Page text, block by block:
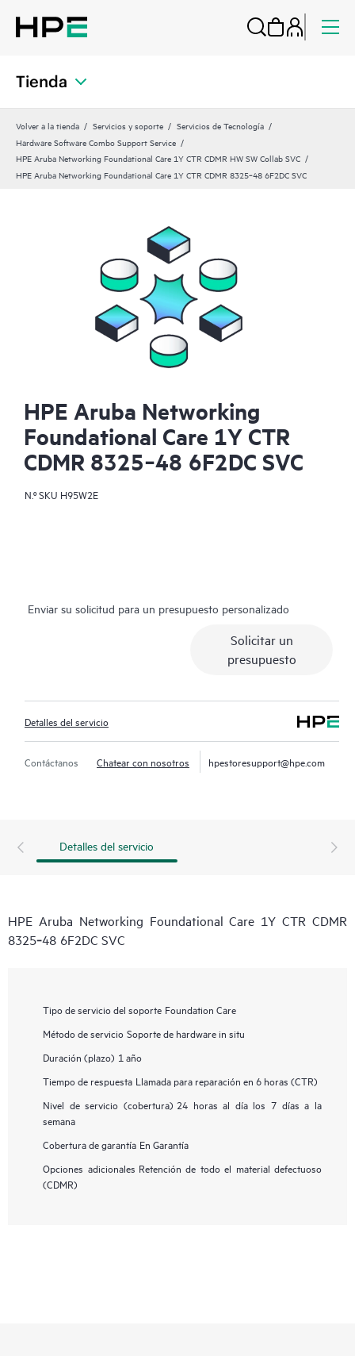
Tienda
Volver a la tienda Servicios y soporte
Servicios de Tecnología
Hardware Software Combo Support Service
HPE Aruba Networking Foundational Care 1Y CTR CDMR HW SW Collab SVC
HPE Aruba Networking Foundational Care 1Y CTR CDMR 8325‑48 6F2DC SVC
HPE Aruba Networking
Foundational Care 1Y CTR
CDMR 8325‑48 6F2DC SVC
N.º SKU H95W2E
Enviar su solicitud para un presupuesto personalizado
Solicitar un
presupuesto
Detalles del servicio
Contáctanos Chatear con nosotros hpestoresupport@hpe.com
Detalles del servicio
HPE Aruba Networking Foundational Care 1Y CTR CDMR
8325‑48 6F2DC SVC
Tipo de servicio del soporte Foundation Care
Método de servicio Soporte de hardware in situ
Duración (plazo) 1 año
Tiempo de respuesta Llamada para reparación en 6 horas (CTR)
Nivel de servicio (cobertura) 24 horas al día los 7 días a la
semana
Cobertura de garantía En Garantía
Opciones adicionales Retención de todo el material defectuoso
(CDMR)